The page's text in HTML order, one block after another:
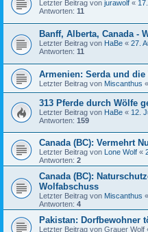
Letzter Beitrag von jurawolf «
Antworten: 11
Banff, Alberta, Canada -
Letzter Beitrag von HaBe « 27.
Antworten: 11
Armenien: Serda und die
Letzter Beitrag von Miscanthus «
313 Pferde durch Wölfe
Letzter Beitrag von HaBe « 12.
Antworten: 159
Canada (BC): Vermehrt
Letzter Beitrag von Lone Wolf «
Antworten: 2
Canada (BC):
Wolfabschuss
Letzter Beitrag von Miscanthus «
Antworten: 4
Pakistan: Dorfbewohner
Letzter Beitrag von Grauer Wolf